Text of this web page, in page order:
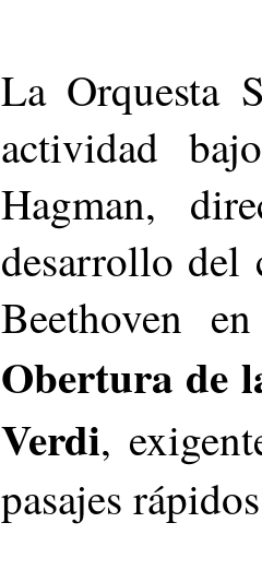
La Orquesta
actividad
Hagman,
desarrollo del
Beethoven
Obertura de
Verdi,
pasajes